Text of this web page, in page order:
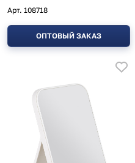
Арт. 108718
ОПТОВЫЙ ЗАКАЗ